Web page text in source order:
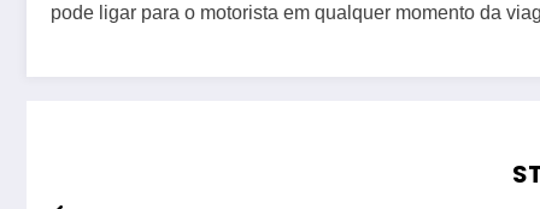
pode ligar para o motorista em qualquer momento da